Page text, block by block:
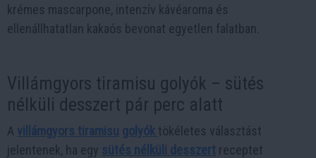
krémes mascarpone, intenzív kávéaroma és
ellenállhatatlan kakaós bevonat egyetlen falatban.
Villámgyors tiramisu golyók – sütés
nélküli desszert pár perc alatt
A villámgyors tiramisu golyók tökéletes választást
jelentenek, ha egy sütés nélküli desszert receptet